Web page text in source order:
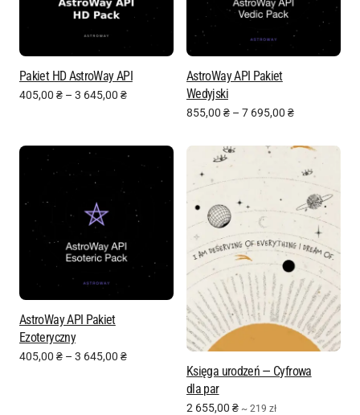
Pakiet HD AstroWay API
405,00 ₴ – 3 645,00 ₴
AstroWay API Pakiet
Wedyjski
855,00 ₴ – 7 695,00 ₴
AstroWay API Pakiet
Ezoteryczny
405,00 ₴ – 3 645,00 ₴
Księga urodzeń — Cyfrowa
dla par
2 655,00 ₴ ~ 219 zł